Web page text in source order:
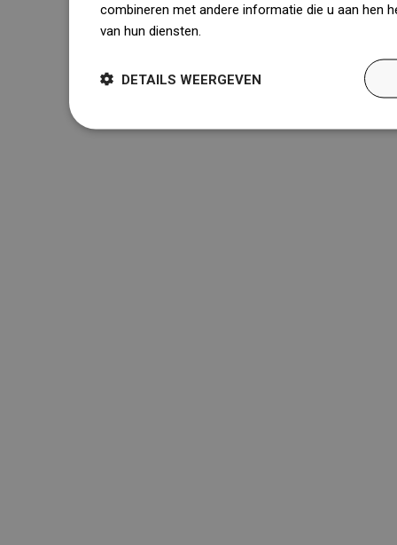
combineren met andere informatie die u aan hen
van hun diensten.
DETAILS WEERGEVEN